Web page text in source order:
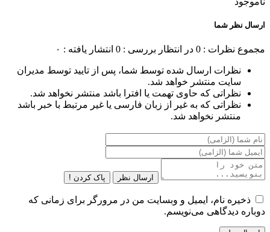
ارسال نظر شما
مجموع نظرات : 0 در انتظار بررسی : 0 انتشار یافته : ۰
نظرات ارسال شده توسط شما، پس از تایید توسط مدیران
سایت منتشر خواهد شد.
نظراتی که حاوی تهمت یا افترا باشد منتشر نخواهد شد.
نظراتی که به غیر از زبان فارسی یا غیر مرتبط با خبر باشد
منتشر نخواهد شد.
ارسال نظر پاک کردن !
ذخیره نام، ایمیل و وبسایت من در مرورگر برای زمانی که
دوباره دیدگاهی می‌نویسم.